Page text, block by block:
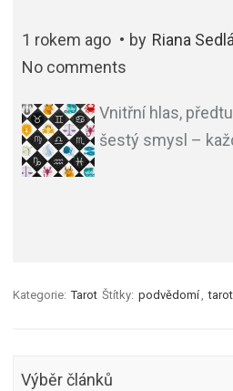
1 rokem ago by Riana
No comments
Vnitřní hlas,
šestý smysl –
Kategorie: Tarot Štítky: podvědomí
Výběr článků